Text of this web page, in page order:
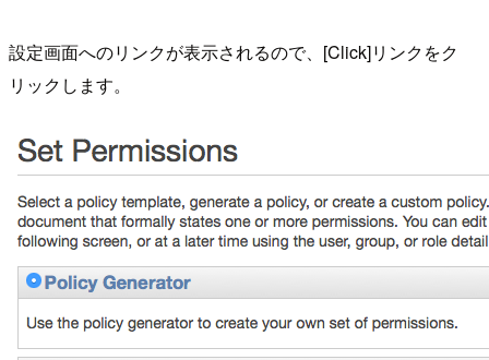
設定画面へのリンクが表示されるので、[Click]リンクをク
リックします。